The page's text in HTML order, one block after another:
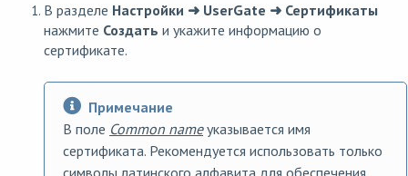
В разделе Настройки ➜ UserGate ➜ Сертификаты
нажмите Создать и укажите информацию о
сертификате.
Примечание
В поле Common nameуказывается имя
сертификата. Рекомендуется использовать только